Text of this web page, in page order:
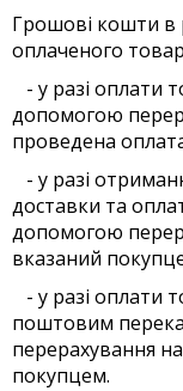
Грошові кошти в
оплаченого
- у разі оплати
допомогою
проведена
- у разі
доставки та
допомогою
вказаний
- у разі оплати
поштовим
перерахування
покупцем.